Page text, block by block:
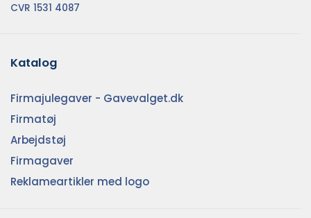
CVR 1531 4087
Katalog
Firmajulegaver - Gavevalget.dk
Firmatøj
Arbejdstøj
Firmagaver
Reklameartikler med logo